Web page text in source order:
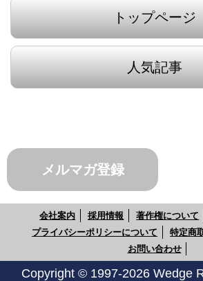
トップページ
人気記事
メルマガ登録
会社案内 採用情報 著作権について
プライバシーポリシーについて
特定商
お問い合わせ
Copyright © 1997-2026 Wedge